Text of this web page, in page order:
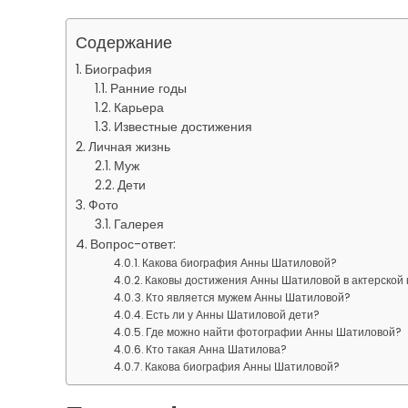
Содержание
Биография
Ранние годы
Карьера
Известные достижения
Личная жизнь
Муж
Дети
Фото
Галерея
Вопрос-ответ:
Какова биография Анны Шатиловой?
Каковы достижения Анны Шатиловой в актерской
Кто является мужем Анны Шатиловой?
Есть ли у Анны Шатиловой дети?
Где можно найти фотографии Анны Шатиловой?
Кто такая Анна Шатилова?
Какова биография Анны Шатиловой?